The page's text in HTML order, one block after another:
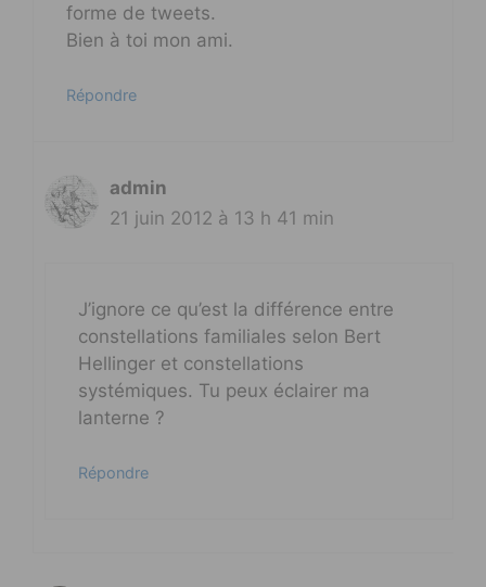
forme de tweets.
Bien à toi mon ami.
Répondre
admin
21 juin 2012 à 13 h 41 min
J’ignore ce qu’est la différence entre
constellations familiales selon Bert
Hellinger et constellations
systémiques. Tu peux éclairer ma
lanterne ?
Répondre